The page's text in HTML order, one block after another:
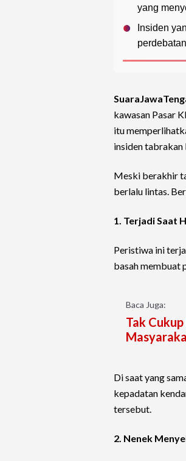
yang
Insiden
kawasan Pasar
itu
insiden tabrakan
Meski berakhir
berlalu lintas.
1. Terjadi Saat
Peristiwa ini
basah membuat
Baca Juga:
Tak
Di saat yang
kepadatan
tersebut.
2. Nenek